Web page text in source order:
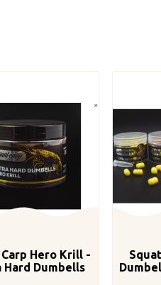
Hero Krill -
Hard Dumbells